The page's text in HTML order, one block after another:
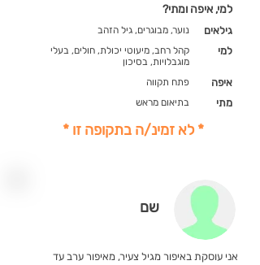
למי, איפה ומתי?
נוער, מבוגרים, גיל הזהב גילאים
קהל רחב, מיעוטי יכולת, חולים, בעלי
מוגבלויות, בסיכון
למי
פתח תקווה איפה
בתיאום מראש מתי
* לא זמינ/ה בתקופה זו *
שם
אני עוסקת באיפור מגיל צעיר, מאיפור ערב עד